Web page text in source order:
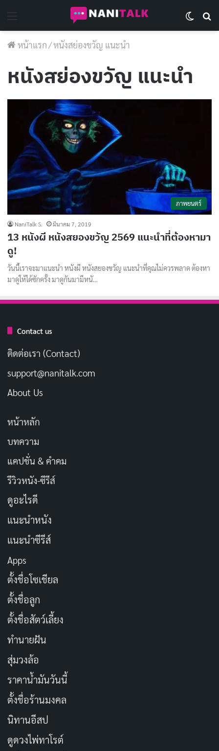
หน้าแรก/หนังสย่องขวัญ แนะนํา
หนังสย่องขวัญ แนะนํา
ภาพยนตร์
NaniTalk S. มีนาคม 7, 2019
13 หนังผี หนังสยองขวัญ 2569 แนะนำที่ต้องหามา
ดู!
วันนี้เราจะมาแนะนำ หนังผี หนังสยองขวัญ แนะนำที่คุณไม่ควรพลาด ต้องหา
มาดูให้ได้ซักครั้ง มาดูกันมามีหนั…
Contact us
ติดต่อเรา (Contact)
support@nanitalk.com
About Us
หน้าหลัก
บทความ
แคปชั่น & คำคม
รีวิวหนัง-ซีรีส์
ดูอะไรดี
แนะนำหนัง
แนะนำซีรีส์
Apps
ตั้งชื่อโซเชียล
ตั้งชื่อลูก
ตั้งชื่อสัตว์เลี้ยง
ทำนายฝัน
สุ่มวงล้อ
ราคาน้ำมันวันนี้
ตั้งชื่อร้านมงคล
นิทานอีสป
ดูดวงไพ่ทาโรต์